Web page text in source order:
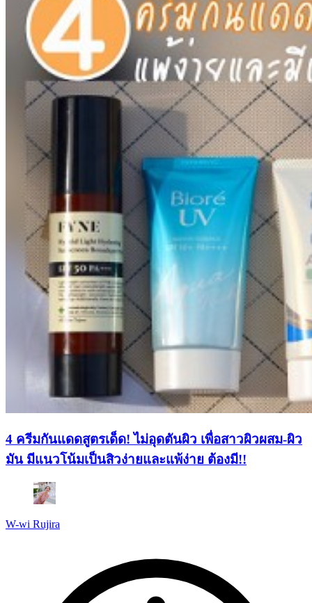
4 ครีมกันแดดสูตรเด็ด! ไม่อุดตันผิว เพื่อสาวผิวผสม-ผิว
มัน มีแนวโน้มเป็นสิวง่ายและแพ้ง่าย ต้องมี!!
W-wi Rujira